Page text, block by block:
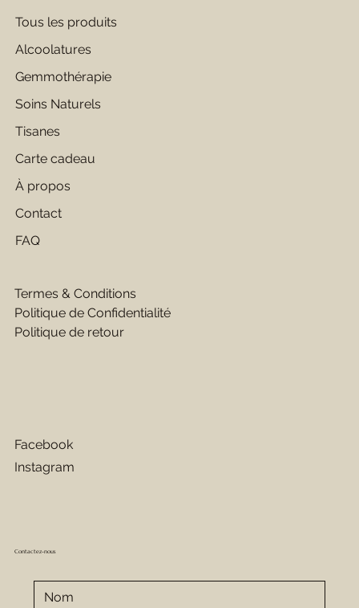
Tous les produits
Alcoolatures
Gemmothérapie
Soins Naturels
Tisanes
Carte cadeau
À propos
Contact
FAQ
Termes & Conditions
Politique de Confidentialité
Politique de retour
Facebook
Instagram
Contactez-nous